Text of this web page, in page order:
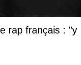
rap français : "y